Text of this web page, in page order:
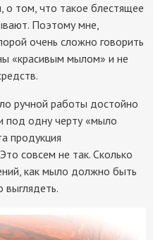
о том, что такое блестящее
Поэтому мне,
очень сложно говорить
«красивым мылом» и не
ручной работы достойно
под одну черту «мыло
продукция
совсем не так. Сколько
как мыло должно быть
выглядеть.